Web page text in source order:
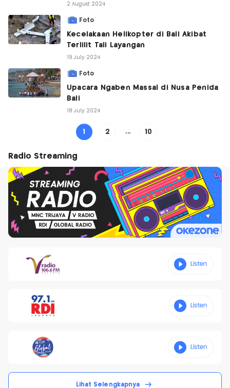
2 August 2024
Foto
Kecelakaan Helikopter di Bali Akibat
Terlilit Tali Layangan
19 July 2024
Foto
Upacara Ngaben Massal di Nusa Penida
Bali
18 July 2024
1 2 ... 10
Radio Streaming
Lihat Selengkapnya